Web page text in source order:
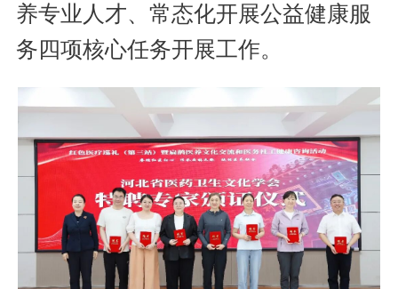
养专业人才、常态化开展公益健康服
务四项核心任务开展工作。